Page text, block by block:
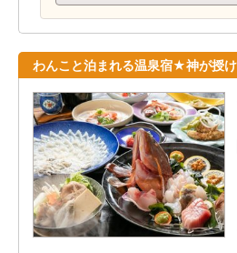
わんこと泊まれる温泉宿★神が授